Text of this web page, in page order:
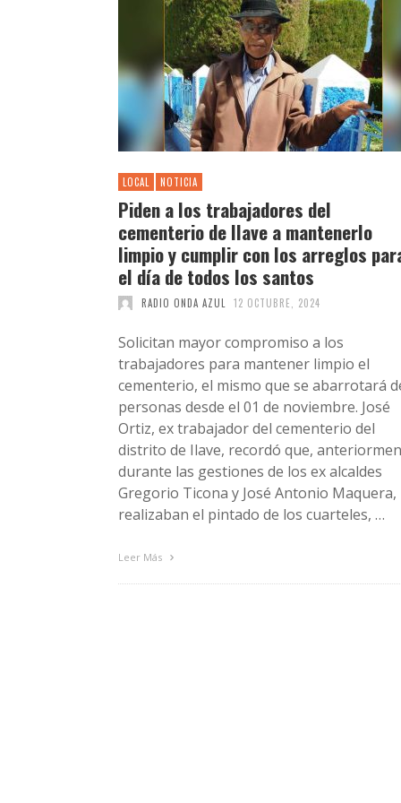
LOCAL NOTICIA
Piden a los trabajadores del
cementerio de Ilave a mantenerlo
limpio y cumplir con los arreglos
el día de todos los santos
RADIO ONDA AZUL 12 OCTUBRE, 2024
Solicitan mayor compromiso a los
trabajadores para mantener limpio el
cementerio, el mismo que se abarrotará
personas desde el 01 de noviembre. José
Ortiz, ex trabajador del cementerio del
distrito de Ilave, recordó que,
durante las gestiones de los ex alcaldes
Gregorio Ticona y José Antonio Maquera,
realizaban el pintado de los cuarteles, …
Leer Más